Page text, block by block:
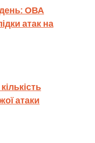
день: ОВА
атак на
атаки